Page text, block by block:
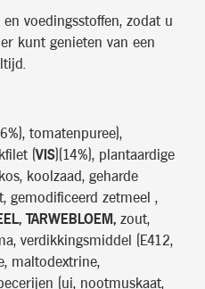
voedingsstoffen, zodat u
kunt genieten van een
tomatenpuree),
(VIS)(14%), plantaardige
koolzaad, geharde
gemodificeerd zetmeel ,
TARWEBLOEM, zout,
verdikkingsmiddel (E412,
maltodextrine,
(ui, nootmuskaat,